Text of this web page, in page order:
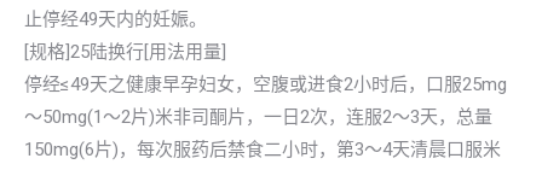
止停经49天内的妊娠。
[规格]25陆换行[用法用量]
停经≤49天之健康早孕妇女，空腹或进食2小时后，口服25mg
～50mg(1～2片)米非司酮片，一日2次，连服2～3天，总量
150mg(6片)，每次服药后禁食二小时，第3～4天清晨口服米